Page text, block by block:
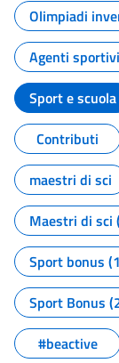
Olimpiadi
Agenti sportivi
Sport e scuola
Contributi
maestri di sci
Maestri di sci
Sport bonus
Sport Bonus
#beactive